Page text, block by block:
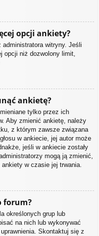
opcji ankiety?
witryny. Jeśli
opcji niż dozwolony limit,
ankietę?
tylko przez ich
Aby zmienić ankietę, należy
z którym zawsze związana
w ankiecie, jej autor może
jeśli w ankiecie zostały
mogą ją zmienić,
w czasie jej trwania.
forum?
określonych grup lub
na nich lub wykonywać
Skontaktuj się z